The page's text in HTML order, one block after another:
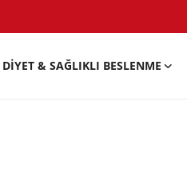
DIYET & SAĞLIKLI BESLENME